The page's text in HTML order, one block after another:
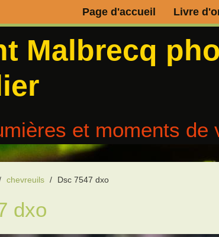
Page d'accueil Livre
Malbrecq
et moments de
chevreuils / Dsc 7547 dxo
dxo